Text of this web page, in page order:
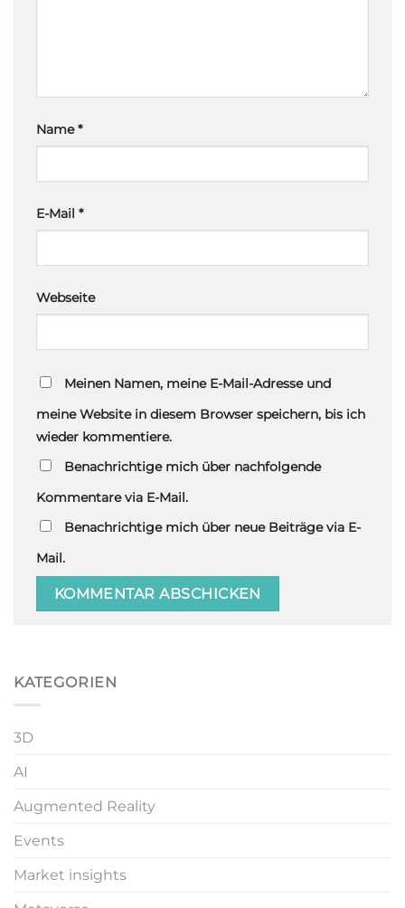
Name*
E-Mail *
Webseite
Meinen Namen, meine E-Mail-Adresse und
meine Website in diesem Browser speichern, bis ich
wieder kommentiere.
Benachrichtige mich über nachfolgende
Kommentare via E-Mail.
Benachrichtige mich über neue Beiträge via E-
Mail.
KATEGORIEN
3D
AI
Augmented Reality
Events
Market insights